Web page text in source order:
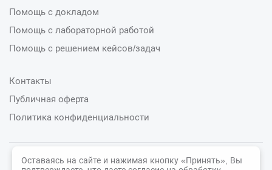
Помощь с докладом
Помощь с лабораторной работой
Помощь с решением кейсов/задач
Контакты
Публичная оферта
Политика конфиденциальности
Оставаясь на сайте и нажимая кнопку «Принять», Вы